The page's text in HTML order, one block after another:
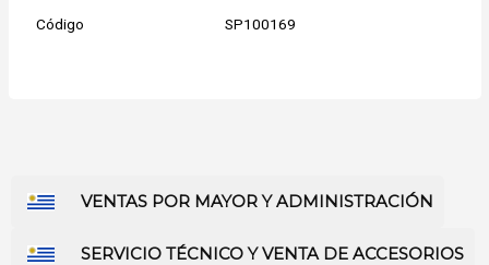
Código SP100169
VENTAS POR MAYOR Y ADMINISTRACIÓN
SERVICIO TÉCNICO Y VENTA DE ACCESORIOS